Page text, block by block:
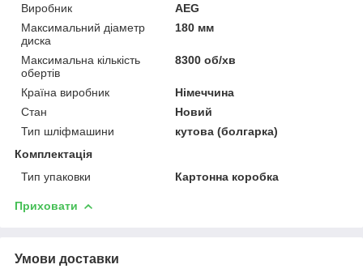
Виробник
AEG
Максимальний діаметр
диска
180 мм
Максимальна кількість
обертів
8300 об/хв
Країна виробник
Німеччина
Стан
Новий
Тип шліфмашини
кутова (болгарка)
Комплектація
Тип упаковки
Картонна коробка
Приховати
Умови доставки